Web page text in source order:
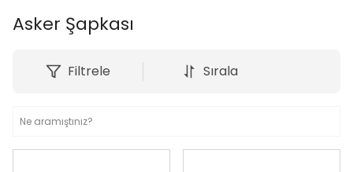
Asker Şapkası
Filtrele Sırala